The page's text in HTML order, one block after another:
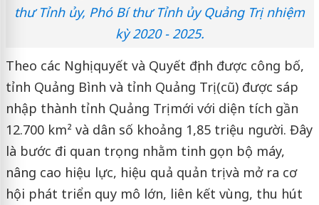
thư Tỉnh ủy, Phó Bí thư Tỉnh ủy Quảng Trị nhiệm
kỳ 2020 - 2025.
Theo các Nghị quyết và Quyết định được công bố,
tỉnh Quảng Bình và tỉnh Quảng Trị (cũ) được sáp
nhập thành tỉnh Quảng Trị mới với diện tích gần
12.700 km² và dân số khoảng 1,85 triệu người. Đây
là bước đi quan trọng nhằm tinh gọn bộ máy,
nâng cao hiệu lực, hiệu quả quản trị và mở ra cơ
hội phát triển quy mô lớn, liên kết vùng, thu hút